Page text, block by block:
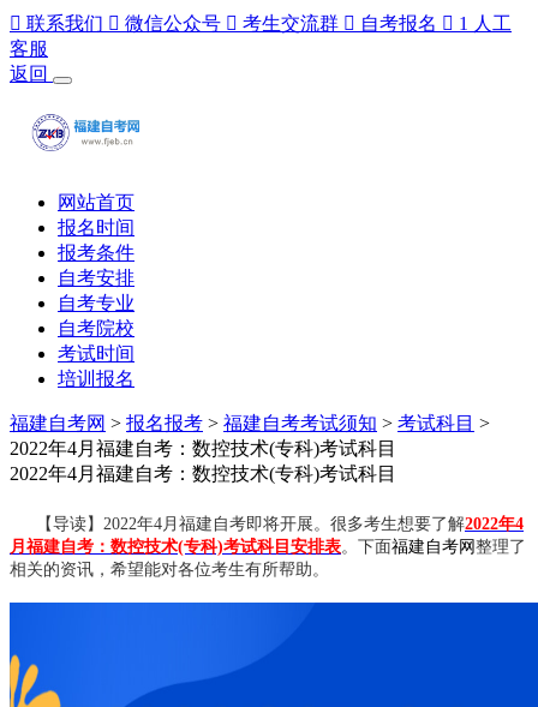
 联系我们  微信公众号  考生交流群  自考报名  1 人工
客服
返回
网站首页
报名时间
报考条件
自考安排
自考专业
自考院校
考试时间
培训报名
福建自考网 > 报名报考 > 福建自考考试须知 > 考试科目 >
2022年4月福建自考：数控技术(专科)考试科目
2022年4月福建自考：数控技术(专科)考试科目
【导读】2022年4月福建自考即将开展。很多考生想要了解2022年4
月福建自考 ：数控技术(专科)考试科目安排表。下面福建自考网 整理了
相关的资讯，希望能对各位考生有所帮助。